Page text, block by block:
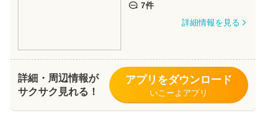
7件
詳細情報を見る
詳細・周辺情報が
サクサク見れる！
アプリをダウンロード
いこーよアプリ